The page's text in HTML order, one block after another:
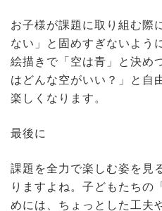
お子様が課題に取り組む際
ない」と固めすぎないよう
絵描きで「空は青」と決め
はどんな空がいい？」と自
楽しくなります。
最後に
課題を全力で楽しむ姿を見
りますよね。子どもたちの
めには、ちょっとした工夫